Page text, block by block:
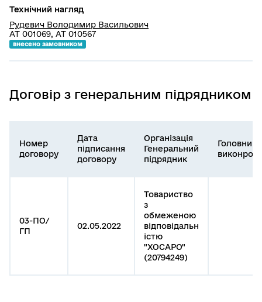
Технічний нагляд
Рудевич Володимир Васильович
АТ 001069, АТ 010567
внесено замовником
Договір з генеральним підрядником
Номер
договору
Дата
підписання
договору
Організація
Генеральний
підрядник
Головний
виконроб
03-ПО/
ГП
02.05.2022
Товариство
з
обмеженою
відповідальн
істю
"ХОСАРО"
(20794249)